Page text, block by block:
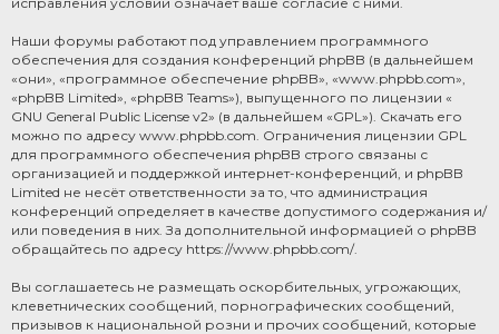
Наши форумы работают под управлением программного
обеспечения для создания конференций phpBB (в дальнейшем
«они», «программное обеспечение phpBB», «www.phpbb.com»,
«phpBB Limited», «phpBB Teams»), выпущенного по лицензии «
GNU General Public License v2» (в дальнейшем «GPL»). Скачать его
можно по адресу www.phpbb.com. Ограничения лицензии GPL
для программного обеспечения phpBB строго связаны с
организацией и поддержкой интернет-конференций, и phpBB
Limited не несёт ответственности за то, что администрация
конференций определяет в качестве допустимого содержания и/
или поведения в них. За дополнительной информацией о phpBB
обращайтесь по адресу https://www.phpbb.com/.
Вы соглашаетесь не размещать оскорбительных, угрожающих,
клеветнических сообщений, порнографических сообщений,
призывов к национальной розни и прочих сообщений, которые